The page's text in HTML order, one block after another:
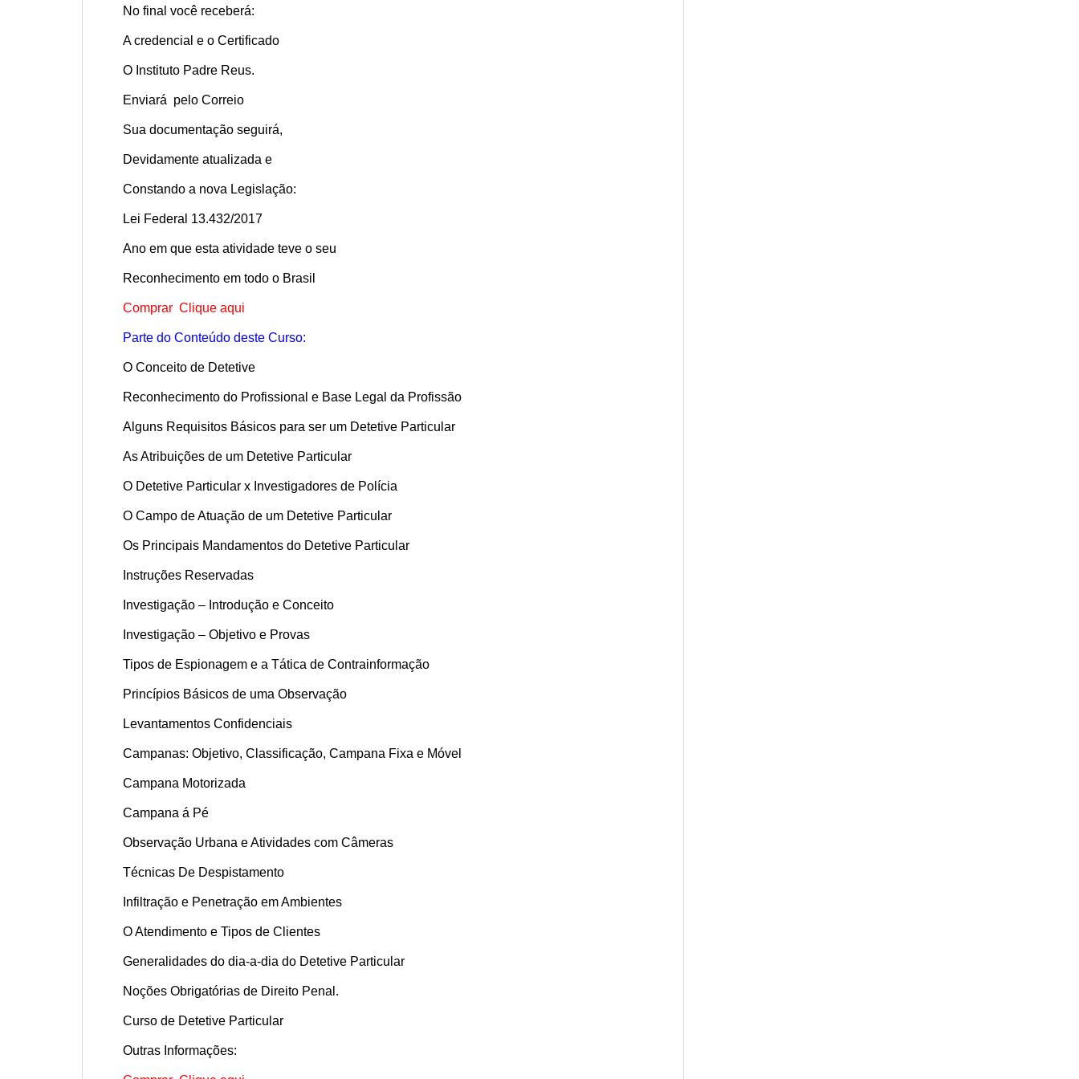
No final você receberá:
A credencial e o Certificado
O Instituto Padre Reus.
Enviará pelo Correio
Sua documentação seguirá,
Devidamente atualizada e
Constando a nova Legislação:
Lei Federal 13.432/2017
Ano em que esta atividade teve o seu
Reconhecimento em todo o Brasil
Comprar Clique aqui
Parte do Conteúdo deste Curso:
O Conceito de Detetive
Reconhecimento do Profissional e Base Legal da Profissão
Alguns Requisitos Básicos para ser um Detetive Particular
As Atribuições de um Detetive Particular
O Detetive Particular x Investigadores de Polícia
O Campo de Atuação de um Detetive Particular
Os Principais Mandamentos do Detetive Particular
Instruções Reservadas
Investigação – Introdução e Conceito
Investigação – Objetivo e Provas
Tipos de Espionagem e a Tática de Contrainformação
Princípios Básicos de uma Observação
Levantamentos Confidenciais
Campanas: Objetivo, Classificação, Campana Fixa e Móvel
Campana Motorizada
Campana á Pé
Observação Urbana e Atividades com Câmeras
Técnicas De Despistamento
Infiltração e Penetração em Ambientes
O Atendimento e Tipos de Clientes
Generalidades do dia-a-dia do Detetive Particular
Noções Obrigatórias de Direito Penal.
Curso de Detetive Particular
Outras Informações: